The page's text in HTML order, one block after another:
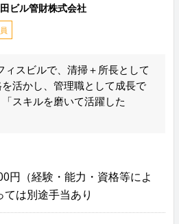
ビル管財株式会社
ィスビルで、清掃＋所長として
活かし、管理職として成長で
スキルを磨いて活躍した
円（経験・能力・資格等によ
は別途手当あり